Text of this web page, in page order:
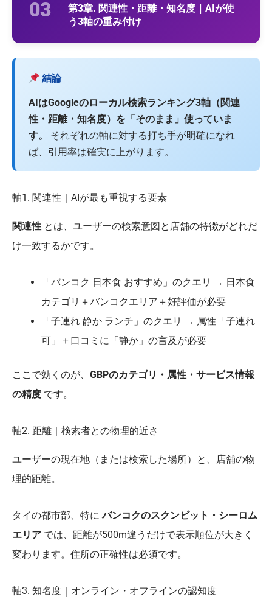
03
第3章. 関連性・距離・知名度｜AIが使
う3軸の重み付け
結論
AIはGoogleのローカル検索ランキング3軸（関連
性・距離・知名度）を「そのまま」使っていま
す。
それぞれの軸に対する打ち手が明確になれ
ば、引用率は確実に上がります。
軸1. 関連性｜AIが最も重視する要素
関連性 とは、ユーザーの検索意図と店舗の特徴がどれだ
け一致するかです。
「バンコク 日本食 おすすめ」のクエリ → 日本食
カテゴリ＋バンコクエリア＋好評価が必要
「子連れ 静か ランチ」のクエリ → 属性「子連れ
可」＋口コミに「静か」の言及が必要
ここで効くのが、 GBPのカテゴリ・属性・サービス情報
の精度 です。
軸2. 距離｜検索者との物理的近さ
ユーザーの現在地（または検索した場所）と、店舗の物
理的距離。
タイの都市部、特にバンコクのスクンビット・シーロム
エリア では、距離が500m違うだけで表示順位が大きく
変わります。住所の正確性は必須です。
軸3. 知名度｜オンライン・オフラインの認知度